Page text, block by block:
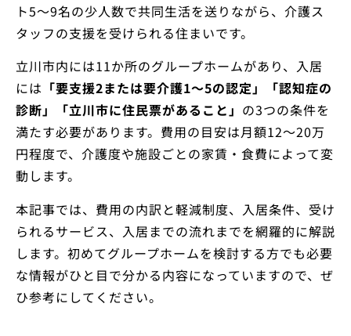
ト5〜9名の少人数で共同生活を送りながら、介護ス
タッフの支援を受けられる住まいです。
立川市内には11か所のグループホームがあり、入居
には 「要支援2または要介護1〜5の認定」「認知症の
診断」「立川市に住民票があること」 の3つの条件を
満たす必要があります。費用の目安は月額12〜20万
円程度で、介護度や施設ごとの家賃・食費によって変
動します。
本記事では、費用の内訳と軽減制度、入居条件、受け
られるサービス、入居までの流れまでを網羅的に解説
します。初めてグループホームを検討する方でも必要
な情報がひと目で分かる内容になっていますので、ぜ
ひ参考にしてください。